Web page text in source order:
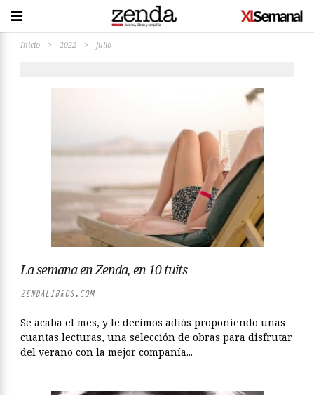
Inicio > 2022 > julio
La semana en Zenda, en 10 tuits
ZENDALIBROS.COM
Se acaba el mes, y le decimos adiós proponiendo unas
cuantas lecturas, una selección de obras para disfrutar
del verano con la mejor compañía...